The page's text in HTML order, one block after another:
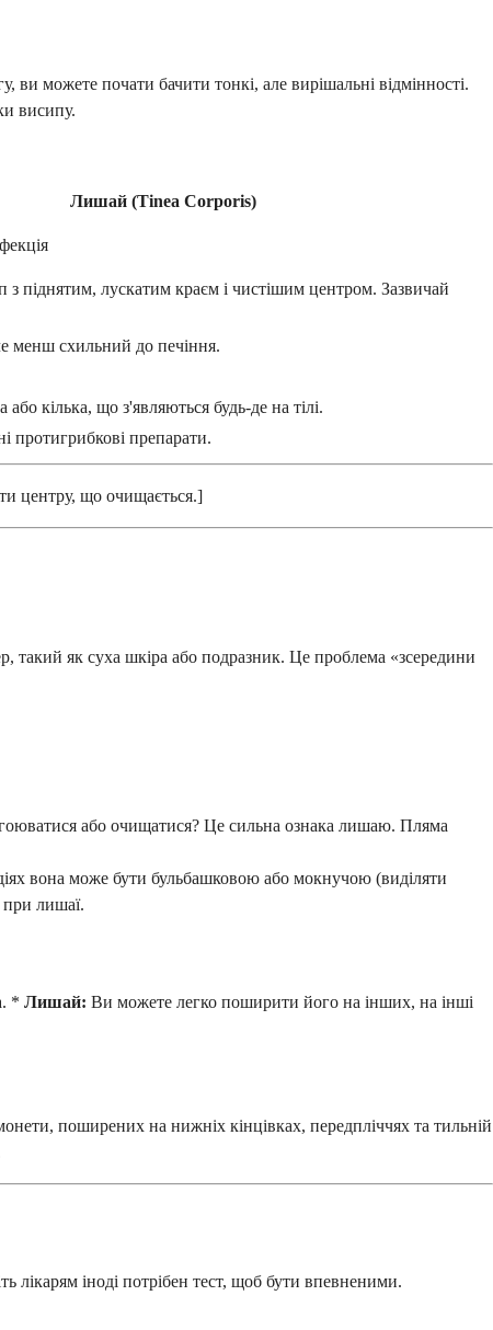
можете почати бачити тонкі, але вирішальні відмінності.
висипу.
Лишай (Tinea Corporis)
з піднятим, лускатим краєм і чистішим центром. Зазвичай
менш схильний до печіння.
кілька, що з'являються будь-де на тілі.
протигрибкові препарати.
центру, що очищається.]
такий як суха шкіра або подразник. Це проблема «зсередини
або очищатися? Це сильна ознака лишаю. Пляма
вона може бути бульбашковою або мокнучою (виділяти
при лишаї.
* Лишай: Ви можете легко поширити його на інших, на інші
поширених на нижніх кінцівках, передпліччях та тильній
лікарям іноді потрібен тест, щоб бути впевненими.